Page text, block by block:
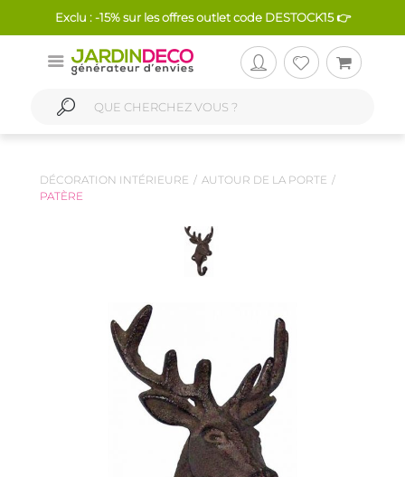
Exclu : -15% sur les offres outlet code DESTOCK15 👉
DÉCORATION INTÉRIEURE
AUTOUR DE LA PORTE
PATÈRE